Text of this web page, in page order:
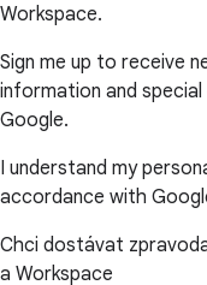
Workspace.
Sign me up to receive
information and
Google.
I understand my
accordance with
Chci dostávat
a Workspace